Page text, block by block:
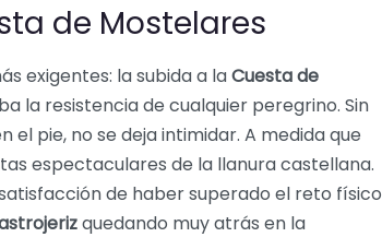
de Mostelares
exigentes: la subida a laCuesta de
la resistencia de cualquier peregrino. Sin
el pie, no se deja intimidar. A medida que
espectaculares de la llanura castellana.
de haber superado el reto físico
quedando muy atrás en la